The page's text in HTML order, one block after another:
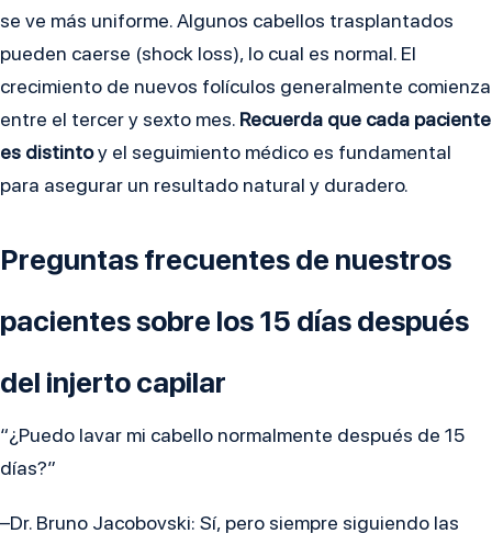
se ve más uniforme. Algunos cabellos trasplantados
pueden caerse (shock loss), lo cual es normal. El
crecimiento de nuevos folículos generalmente comienza
entre el tercer y sexto mes. Recuerda que cada paciente
es distintoy el seguimiento médico es fundamental
para asegurar un resultado natural y duradero.
Preguntas frecuentes de nuestros
pacientes sobre los 15 días después
del injerto capilar
“¿Puedo lavar mi cabello normalmente después de 15
días?”
–Dr. Bruno Jacobovski: Sí, pero siempre siguiendo las